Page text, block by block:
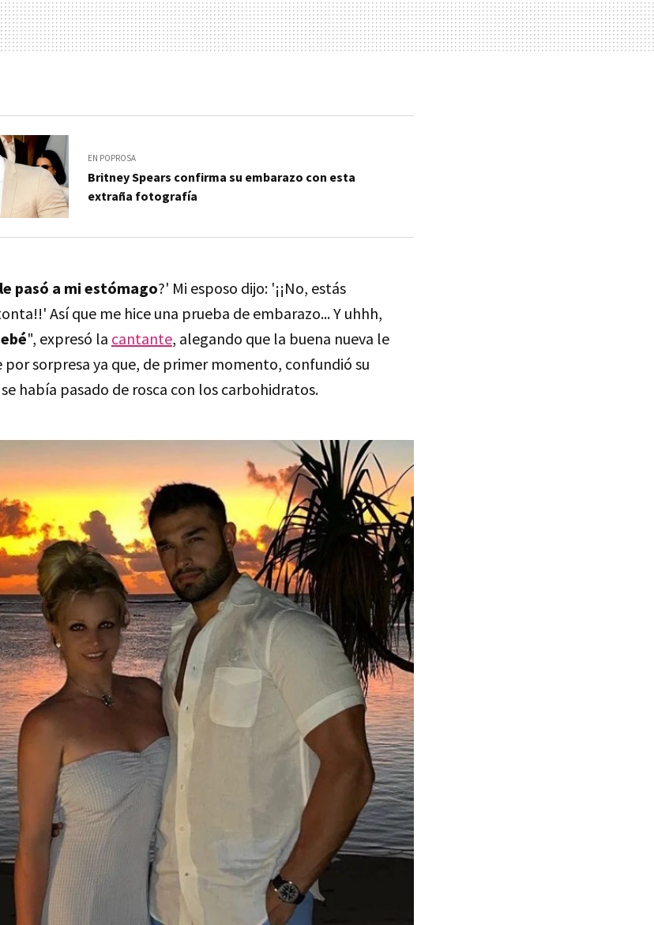
EN POPROSA
Britney Spears confirma su embarazo con esta
extraña fotografía
pasó a mi estómago?' Mi esposo dijo: '¡¡No, estás
Así que me hice una prueba de embarazo... Y uhhh,
", expresó la cantante, alegando que la buena nueva le
sorpresa ya que, de primer momento, confundió su
había pasado de rosca con los carbohidratos.